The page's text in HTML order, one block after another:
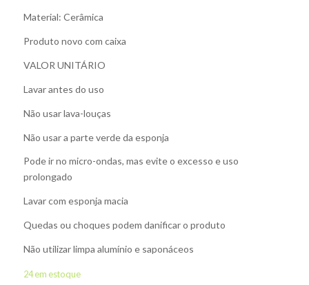
Material: Cerâmica
Produto novo com caixa
VALOR UNITÁRIO
Lavar antes do uso
Não usar lava-louças
Não usar a parte verde da esponja
Pode ir no micro-ondas, mas evite o excesso e uso
prolongado
Lavar com esponja macia
Quedas ou choques podem danificar o produto
Não utilizar limpa alumínio e saponáceos
24 em estoque